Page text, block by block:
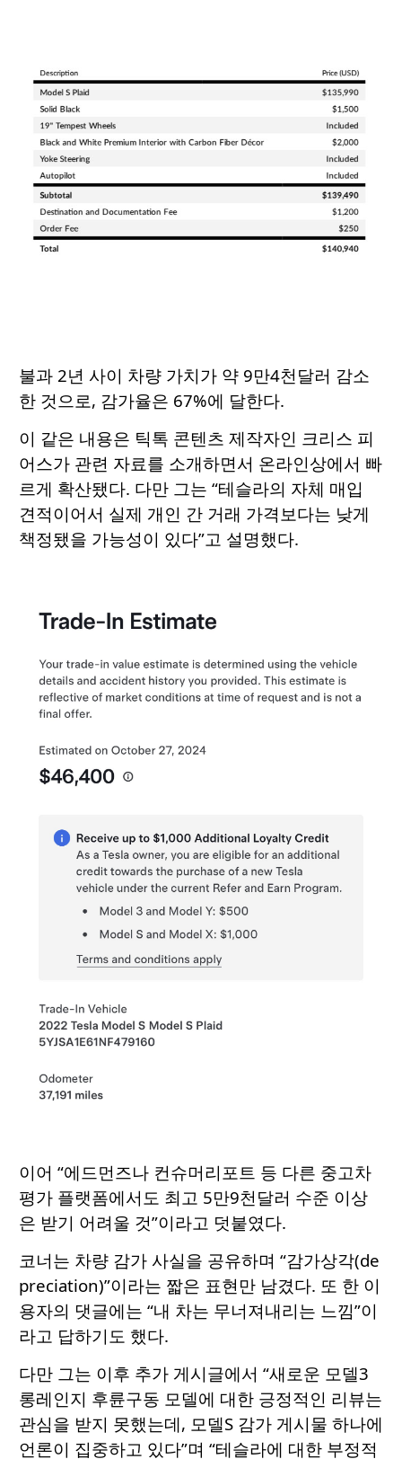
불과 2년 사이 차량 가치가 약 9만4천달러 감소
한 것으로, 감가율은 67%에 달한다.
이 같은 내용은 틱톡 콘텐츠 제작자인 크리스 피
어스가 관련 자료를 소개하면서 온라인상에서 빠
르게 확산됐다. 다만 그는 “테슬라의 자체 매입
견적이어서 실제 개인 간 거래 가격보다는 낮게
책정됐을 가능성이 있다”고 설명했다.
이어 “에드먼즈나 컨슈머리포트 등 다른 중고차
평가 플랫폼에서도 최고 5만9천달러 수준 이상
은 받기 어려울 것”이라고 덧붙였다.
코너는 차량 감가 사실을 공유하며 “감가상각(de
preciation)”이라는 짧은 표현만 남겼다. 또 한 이
용자의 댓글에는 “내 차는 무너져내리는 느낌”이
라고 답하기도 했다.
다만 그는 이후 추가 게시글에서 “새로운 모델3
롱레인지 후륜구동 모델에 대한 긍정적인 리뷰는
관심을 받지 못했는데, 모델S 감가 게시물 하나에
언론이 집중하고 있다”며 “테슬라에 대한 부정적